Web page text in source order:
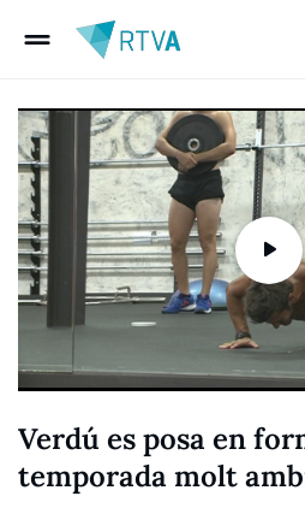
drag_handle
Verdú es posa en
temporada molt